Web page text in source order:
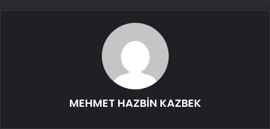
MEHMET HAZBİN KAZBEK